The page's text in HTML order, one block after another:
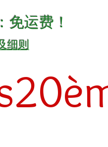
免运费！
细则